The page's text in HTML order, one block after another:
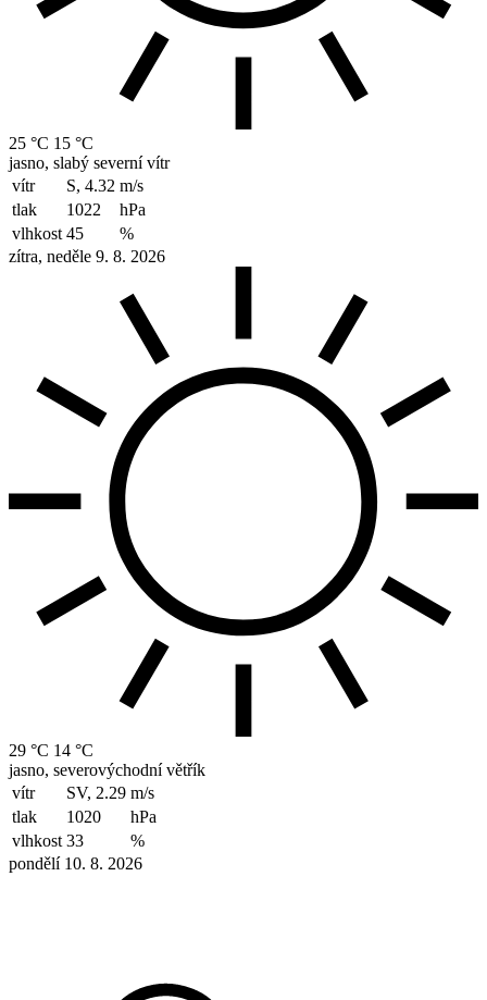
25 °C 15 °C
jasno, slabý severní vítr
vítr
S, 4.32 m/s
tlak
1022
hPa
vlhkost 45
%
zítra, neděle 9. 8. 2026
29 °C 14 °C
jasno, severovýchodní větřík
vítr
SV, 2.29 m/s
tlak
1020
hPa
vlhkost 33
%
pondělí 10. 8. 2026